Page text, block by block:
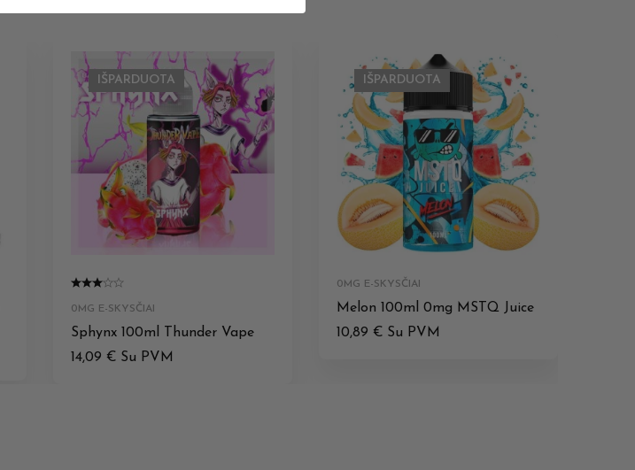
IŠPARDUOTA
0MG E-SKYSČIAI
Sphynx 100ml Thunder Vape
14,09 € Su PVM
IŠPARDUOTA
0MG E-SKYSČIAI
Melon 100ml 0mg MSTQ Juice
10,89 € Su PVM